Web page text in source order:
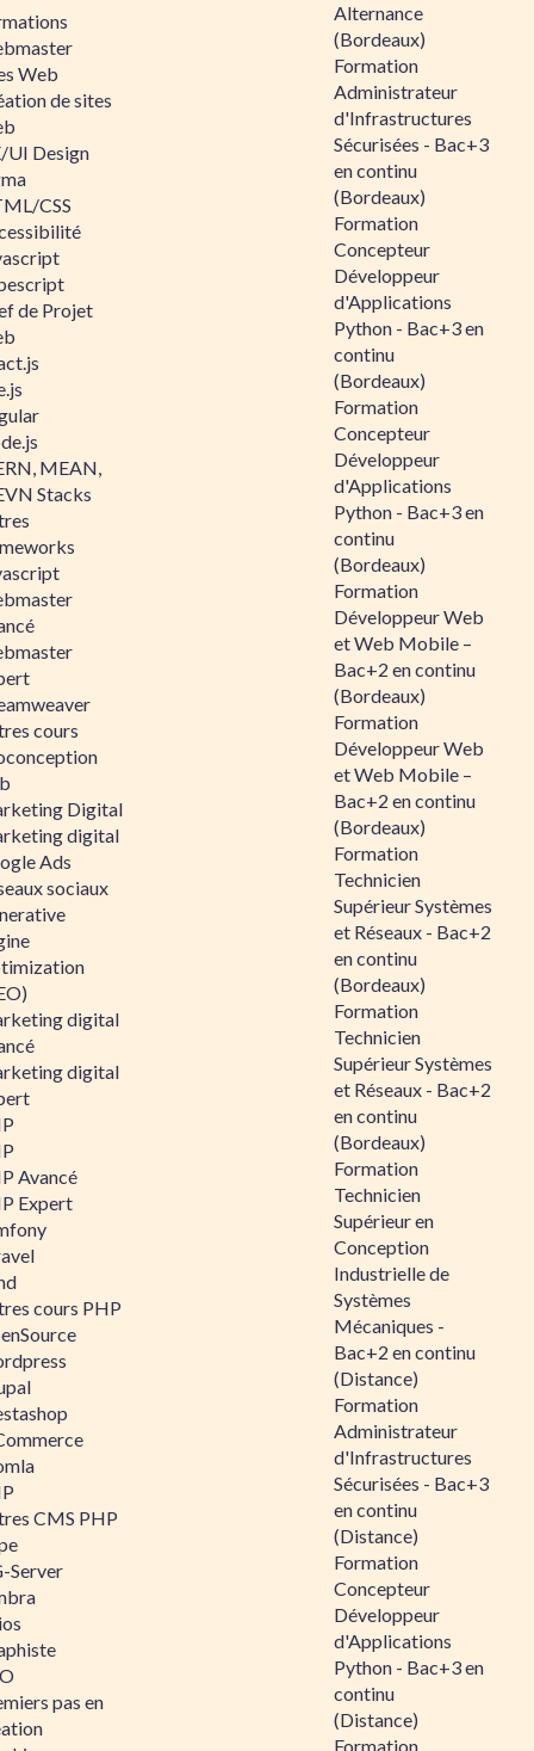
Web
de sites
UI Design
CSS
de Projet
MEAN,
Stacks
cours
Digital
digital
Ads
sociaux
digital
digital
Avancé
Expert
cours PHP
CMS PHP
Server
pas en
Alternance
(Bordeaux)
Formation
Administrateur
d'Infrastructures
Sécurisées - Bac+3
en continu
(Bordeaux)
Formation
Concepteur
Développeur
d'Applications
Python - Bac+3 en
continu
(Bordeaux)
Formation
Concepteur
Développeur
d'Applications
Python - Bac+3 en
continu
(Bordeaux)
Formation
Développeur Web
et Web Mobile –
Bac+2 en continu
(Bordeaux)
Formation
Développeur Web
et Web Mobile –
Bac+2 en continu
(Bordeaux)
Formation
Technicien
Supérieur Systèmes
et Réseaux - Bac+2
en continu
(Bordeaux)
Formation
Technicien
Supérieur Systèmes
et Réseaux - Bac+2
en continu
(Bordeaux)
Formation
Technicien
Supérieur en
Conception
Industrielle de
Systèmes
Mécaniques -
Bac+2 en continu
(Distance)
Formation
Administrateur
d'Infrastructures
Sécurisées - Bac+3
en continu
(Distance)
Formation
Concepteur
Développeur
d'Applications
Python - Bac+3 en
continu
(Distance)
Formation